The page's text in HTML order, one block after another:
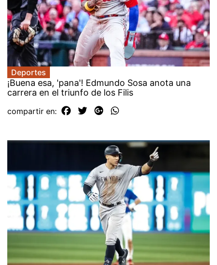
Deportes
¡Buena esa, 'pana'! Edmundo Sosa anota una
carrera en el triunfo de los Filis
compartir en: